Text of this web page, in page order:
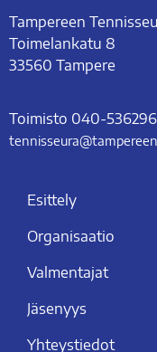
Tampereen
Toimelankatu 8
33560 Tampere
Toimisto 040-
Esittely
Organisaatio
Valmentajat
Jäsenyys
Yhteystiedot